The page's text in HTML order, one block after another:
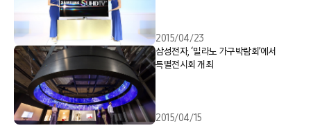
2015/04/23
삼성전자, ‘밀라노 가구박람회’에서
특별전시회 개최
2015/04/15